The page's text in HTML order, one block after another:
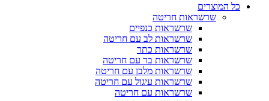
כל המוצרים
שרשראות חריטה
שרשראות כנפיים
שרשראות לב עם חריטה
שרשראות כתר
שרשראות בר עם חריטה
שרשראות מלבן עם חריטה
שרשראות עיגול עם חריטה
שרשראות עם חריטה